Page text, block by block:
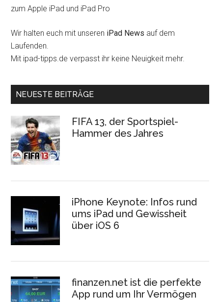
zum Apple iPad und iPad Pro
Wir halten euch mit unseren iPad News auf dem
Laufenden.
Mit ipad-tipps.de verpasst ihr keine Neuigkeit mehr.
NEUESTE BEITRÄGE
FIFA 13, der Sportspiel-
Hammer des Jahres
iPhone Keynote: Infos rund
ums iPad und Gewissheit
über iOS 6
finanzen.net ist die perfekte
App rund um Ihr Vermögen